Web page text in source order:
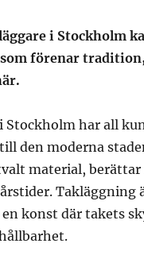
i Stockholm
förenar
Stockholm har all
den moderna
material, berättar
Takläggning
konst där takets